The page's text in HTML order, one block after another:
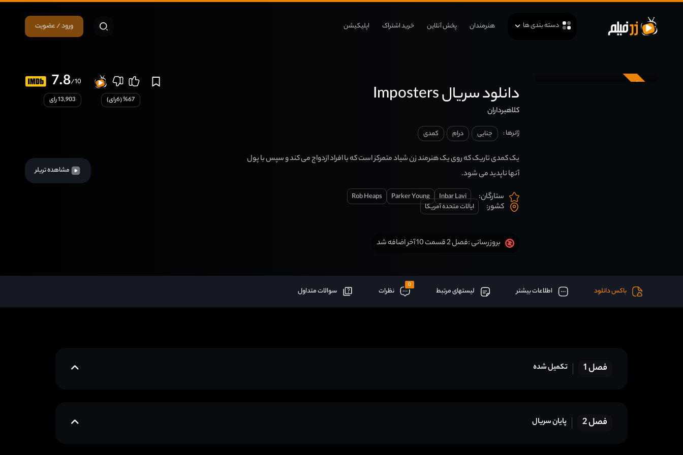
دسته بندی ها هنرمندان پخش آنلاین خرید اشتراک اپلیکیشن ورود / عضویت
زیرنویس دانلود سریال Imposters
کلاهبرداران
ژانرها : جنایی درام کمدی
یک کمدی تاریک که روی یک هنرمند زن شیاد متمرکز است که با افراد ازدواج می کند و سپس با پول
آنها ناپدید می شود.
ستارگان:
Inbar Lavi
Parker Young
Rob Heaps
کشور: ایالات متحده آمریکا
بروزرسانی :فصل 2 قسمت 10 آخر اضافه شد
7.8/10
13,903 رای 67
% (
6رای)
مشاهده تریلر
باکس دانلود اطلاعات بیشتر لیستهای مرتبط
0
نظرات سوالات متداول
فصل 1 تکمیل شده
فصل 2 پایان سریال